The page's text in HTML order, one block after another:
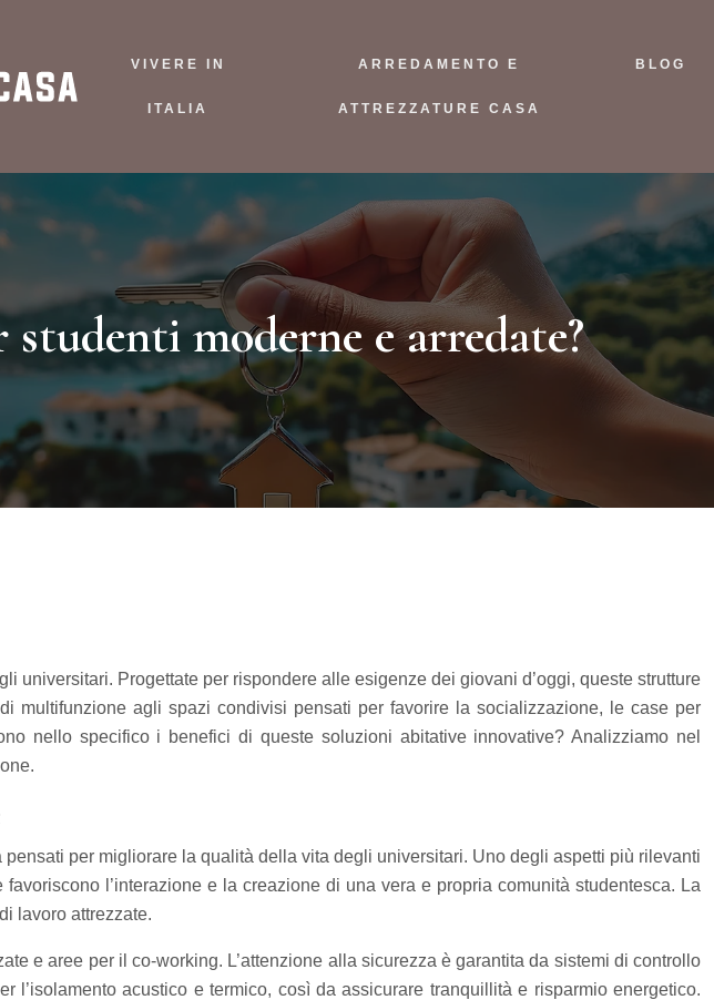
VIVERE IN
ITALIA
ARREDAMENTO E
ATTREZZATURE CASA
BLOG
moderne e arredate?
universitari. Progettate per rispondere alle esigenze dei giovani d’oggi, queste strutture
multifunzione agli spazi condivisi pensati per favorire la socializzazione, le case per
nello specifico i benefici di queste soluzioni abitative innovative? Analizziamo nel
per migliorare la qualità della vita degli universitari. Uno degli aspetti più rilevanti
l’interazione e la creazione di una vera e propria comunità studentesca. La
lavoro attrezzate.
e aree per il co-working. L’attenzione alla sicurezza è garantita da sistemi di controllo
acustico e termico, così da assicurare tranquillità e risparmio energetico.